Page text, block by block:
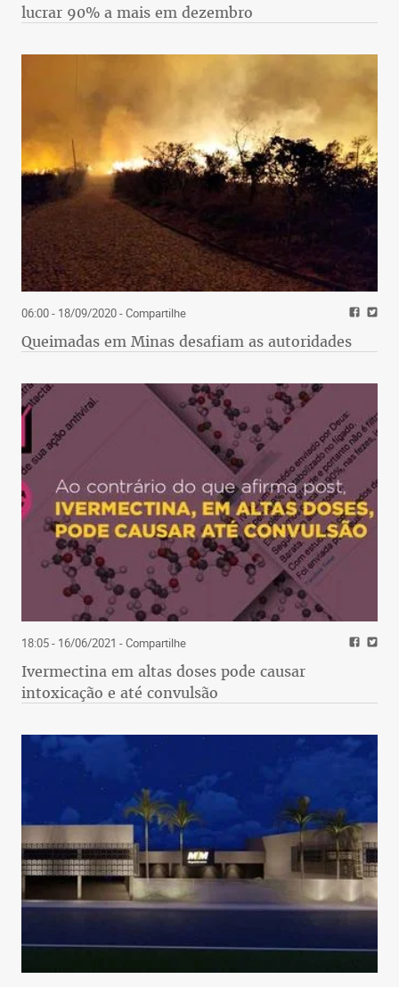
lucrar 90% a mais em dezembro
06:00 - 18/09/2020- Compartilhe
Queimadas em Minas desafiam as autoridades
18:05 - 16/06/2021 - Compartilhe
Ivermectina em altas doses pode causar
intoxicação e até convulsão